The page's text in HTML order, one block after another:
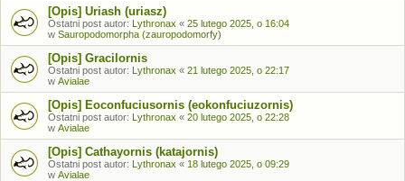
[Opis] Uriash (uriasz)
Ostatni post autor: Lythronax « 25 lutego 2025, o 16:04
w Sauropodomorpha (zauropodomorfy)
[Opis] Gracilornis
Ostatni post autor: Lythronax « 21 lutego 2025, o 22:17
w Avialae
[Opis] Eoconfuciusornis (eokonfuciuzornis)
Ostatni post autor: Lythronax « 20 lutego 2025, o 22:28
w Avialae
[Opis] Cathayornis (katajornis)
Ostatni post autor: Lythronax « 18 lutego 2025, o 09:29
w Avialae